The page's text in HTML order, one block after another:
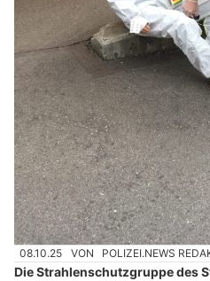
08.10.25 VON POLIZEI.NEWS
Die Strahlenschutzgruppe des